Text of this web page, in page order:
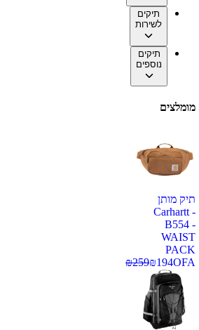
תיקים
לשירות
תיקים
נוספים
מומלצים
תיק מותן
Carhartt -
B554 -
WAIST
PACK
OFA
₪194
₪259